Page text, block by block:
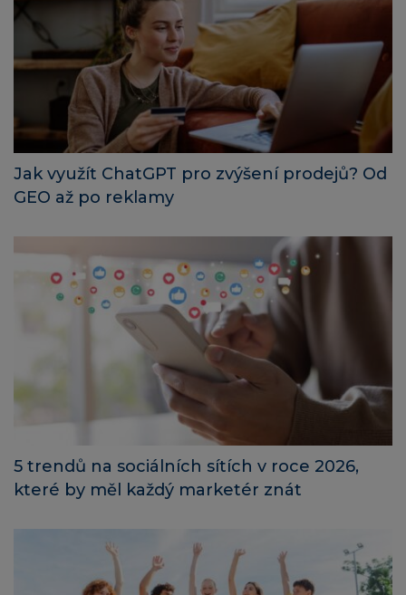
Jak využít ChatGPT pro zvýšení prodejů? Od
GEO až po reklamy
5 trendů na sociálních sítích v roce 2026,
které by měl každý marketér znát